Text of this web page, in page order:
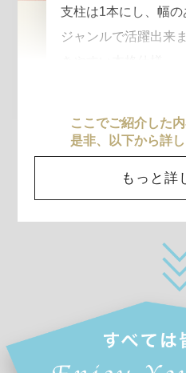
支柱は1本にし、幅の
ジャンルで活躍出来
ここでご紹介した
是非、以下から詳
もっと詳